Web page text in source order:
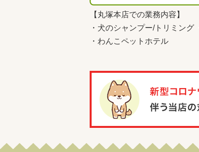
【丸塚本店での業務内容】
・ 犬のシャンプー/トリミング
・ わんこペットホテル